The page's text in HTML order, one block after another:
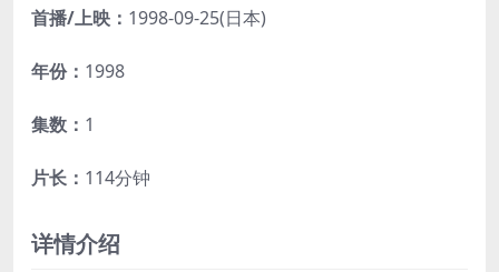
首播/上映： 1998-09-25(日本)
年份： 1998
集数： 1
片长： 114分钟
详情介绍